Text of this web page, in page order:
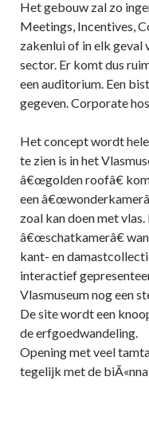
Het gebouw zal zo
Meetings, Incentives,
zakenlui of in elk geval
sector. Er komt dus
een auditorium. Een
gegeven. Corporate
Het concept wordt
te zien is in het
â€œgolden roofâ€
een
zoal kan doen met
â€œschatkamerâ€
kant- en
interactief
Vlasmuseum nog een
De site wordt een
de erfgoedwandeling.
Opening met veel
tegelijk met de